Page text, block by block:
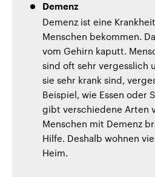
Demenz
Demenz ist eine
Menschen bekommen.
vom Gehirn kaputt.
sind oft sehr vergesslich
sie sehr krank sind,
Beispiel, wie Essen oder
gibt verschiedene Arten
Menschen mit Demenz
Hilfe. Deshalb wohnen
Heim.